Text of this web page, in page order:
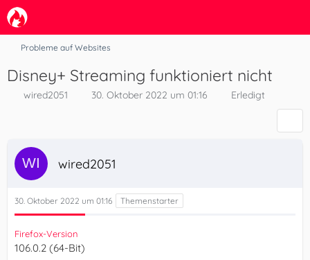
Probleme auf Websites
Disney+ Streaming funktioniert nicht
wired2051 30. Oktober 2022 um 01:16 Erledigt
wired2051
30. Oktober 2022 um 01:16
Firefox-Version
106.0.2 (64-Bit)